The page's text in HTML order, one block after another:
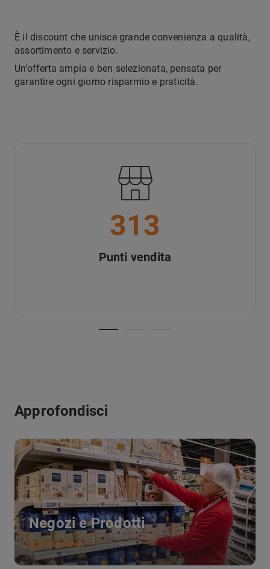
È il discount che unisce grande convenienza a qualità,
assortimento e servizio.
Un’offerta ampia e ben selezionata, pensata per
garantire ogni giorno risparmio e praticità.
313
Punti vendita
Approfondisci
Negozi e Prodotti
Approfondisci